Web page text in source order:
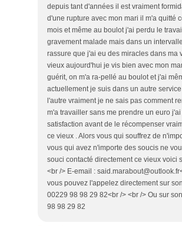
depuis tant d'années il est vraiment
d'une rupture avec mon mari il m'a quitté
mois et même au boulot j'ai perdu le
gravement malade mais dans un
rassure que j'ai eu des miracles dans ma
vieux aujourd'hui je vis bien avec mon
guérit, on m'a ra-pellé au boulot et j'ai
actuellement je suis dans un autre
l'autre vraiment je ne sais pas comment
m'a travailler sans me prendre un euro
satisfaction avant de le récompenser
ce vieux . Alors vous qui souffrez de
vous qui avez n'importe des soucis ne
souci contacté directement ce vieux voici
<br /> E-email :
vous pouvez l'appelez directement sur
00229 98 98 29 82<br /> <br /> Ou sur
98 98 29 82